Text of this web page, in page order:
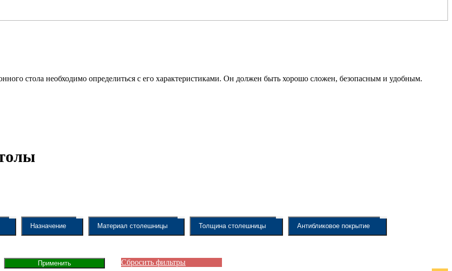
стола необходимо определиться с его характеристиками. Он должен быть хорошо сложен, безопасным и удобным.
Назначение Материал столешницы Толщина столешницы Антибликовое покрытие
Применить Сбросить фильтры